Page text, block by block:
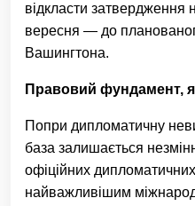
відкласти затвердження
вересня — до
Вашингтона.
Правовий фундамент,
Попри дипломатичну
база залишається
офіційних
найважливішим